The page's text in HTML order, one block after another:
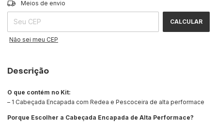
Meios de envio
CALCULAR
Não sei meu CEP
Descrição
O que contém no Kit:
– 1 Cabeçada Encapada com Redea e Pescoceira de alta performace
Porque Escolher a Cabeçada Encapada de Alta Performace?